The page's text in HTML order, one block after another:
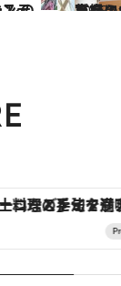
クス 東京の中心・丸の内の空と緑に包まれて 和の情緒たたえるチャペルで愛を誓う
ライ
キーニなどをイタリア・トスカーナの郷土料理の